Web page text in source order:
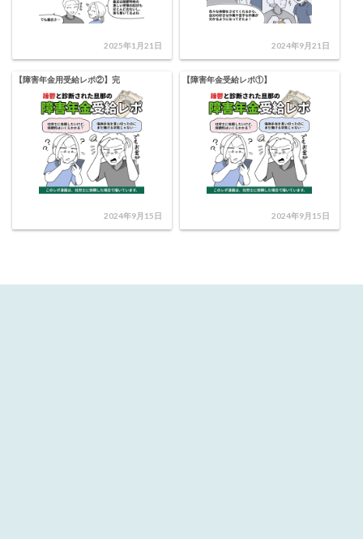
2025年1月21日 2024年9月21日
【障害年金用受給レポ②】完
2024年9月15日
【障害年金受給レポ①】
2024年9月15日